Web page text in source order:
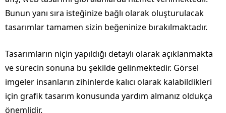
Bunun yanı sıra isteğinize bağlı olarak oluşturulacak
tasarımlar tamamen sizin beğeninize bırakılmaktadır.
Tasarımların niçin yapıldığı detaylı olarak açıklanmakta
ve sürecin sonuna bu şekilde gelinmektedir. Görsel
imgeler insanların zihinlerde kalıcı olarak kalabildikleri
için grafik tasarım konusunda yardım almanız oldukça
önemlidir.